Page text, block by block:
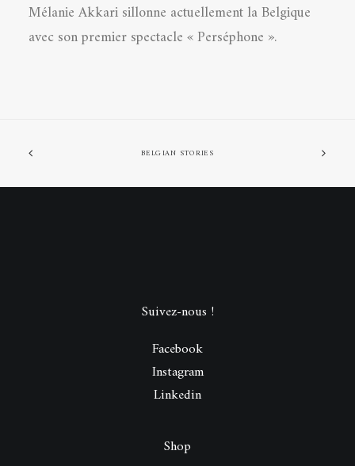
Mélanie Akkari sillonne actuellement la Belgique
avec son premier spectacle « Perséphone ».
BELGIAN STORIES
Suivez-nous !
Facebook
Instagram
Linkedin
Shop